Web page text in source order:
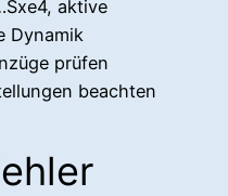
aktive
Dynamik
prüfen
beachten